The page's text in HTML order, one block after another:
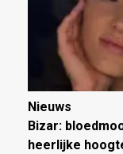
Nieuws
Bizar:
heerlijke